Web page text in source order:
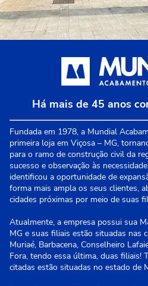
Há mais de 45 anos
Fundada em 1978, a Mundial
primeira loja em Viçosa – MG,
para o ramo de construção civil da
sucesso e observação às
identificou a oportunidade de
forma mais ampla os seus clientes,
cidades próximas por meio de suas
Atualmente, a empresa possui sua
MG e suas filiais estão situadas nas
Muriaé, Barbacena, Conselheiro
Fora, tendo essa última, duas filiais!
citadas estão situadas no estado de